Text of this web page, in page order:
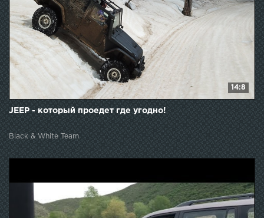
14:8
JEEP - который проедет где угодно!
Black & White Team